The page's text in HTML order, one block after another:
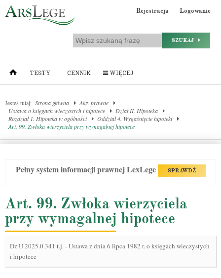
Rejestracja Logowanie
SZUKAJ
TESTY CENNIK WIĘCEJ
Jesteś tutaj: Strona główna
Akty prawne
Ustawa o księgach wieczystych i hipotece
Dział II. Hipoteka
Rozdział 1. Hipoteka w ogólności
Oddział 4. Wygaśnięcie hipoteki
Art. 99. Zwłoka wierzyciela przy wymagalnej hipotece
Pełny system informacji prawnej LexLege SPRAWDŹ
Art. 99. Zwłoka wierzyciela
przy wymagalnej hipotece
Dz.U.2025.0.341 t.j.-Ustawa z dnia 6 lipca 1982 r. o księgach wieczystych
i hipotece